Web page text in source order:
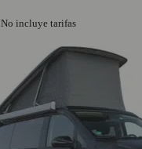
No incluye tarifas